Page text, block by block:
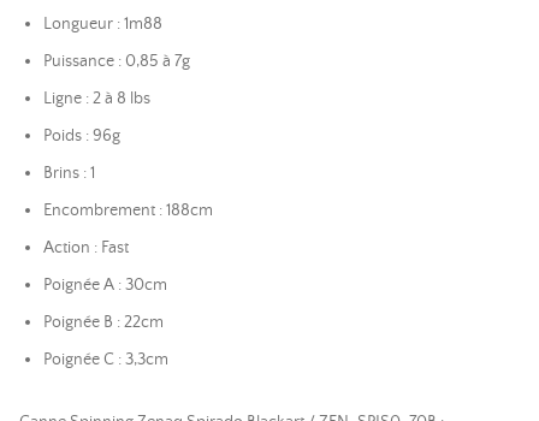
Longueur : 1m88
Puissance : 0,85 à 7g
Ligne : 2 à 8 lbs
Poids : 96g
Brins : 1
Encombrement : 188cm
Action : Fast
Poignée A : 30cm
Poignée B : 22cm
Poignée C : 3,3cm